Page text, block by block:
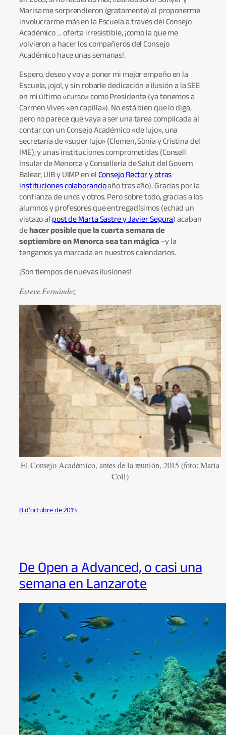
Marisa me sorprendieron (gratamente) al proponerme
involucrarme más en la Escuela a través del Consejo
Académico … oferta irresistible, ¡como la que me
volvieron a hacer los compañeros del Consejo
Académico hace unas semanas!.
Espero, deseo y voy a poner mi mejor empeño en la
Escuela, ¡ojo!, y sin robarle dedicación e ilusión a la SEE
en mi último «curso» como Presidente (ya tenemos a
Carmen Vives «en capilla»). No está bien que lo diga,
pero no parece que vaya a ser una tarea complicada al
contar con un Consejo Académico «de lujo», una
secretaría de «super lujo» (Clemen, Sònia y Cristina del
IME), y unas instituciones comprometidas (Consell
Insular de Menorca y Conselleria de Salut del Govern
Balear, UIB y UIMP en el Consejo Rector y otras
instituciones colaborandoaño tras año). Gracias por la
confianza de unos y otros. Pero sobre todo, gracias a los
alumnos y profesores que entregadísimos (echad un
vistazo al post de Marta Sastre y Javier Segura) acaban
dehacer posible que la cuarta semana de
septiembre en Menorca sea tan mágica –y la
tengamos ya marcada en nuestros calendarios.
¡Son tiempos de nuevas ilusiones!
Esteve Fernández
El Consejo Académico, antes de la reunión, 2015 (foto: Maria
Coll)
8 d'octubre de 2015
De Open a Advanced, o casi una
semana en Lanzarote